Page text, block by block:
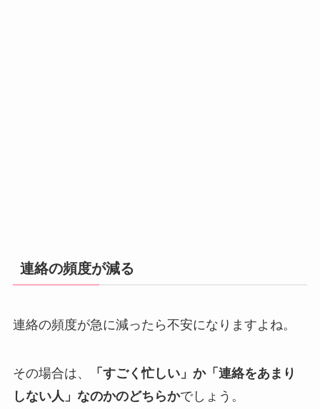
連絡の頻度が減る
連絡の頻度が急に減ったら不安になりますよね。
その場合は、
「すごく忙しい」か「連絡をあまり
しない人」なのかのどちらかでしょう。